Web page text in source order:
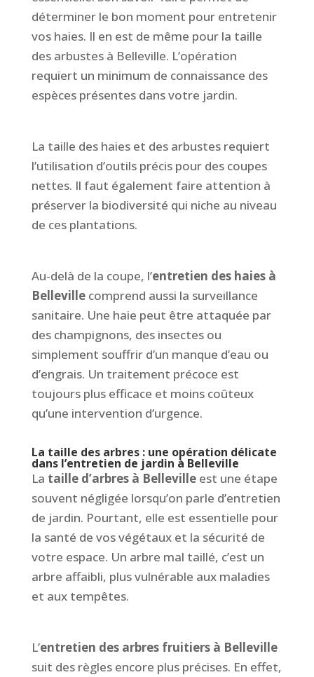
déterminer le bon moment pour entretenir
vos haies. Il en est de même pour la taille
des arbustes à Belleville. L’opération
requiert un minimum de connaissance des
espèces présentes dans votre jardin.
La taille des haies et des arbustes requiert
l’utilisation d’outils précis pour des coupes
nettes. Il faut également faire attention à
préserver la biodiversité qui niche au niveau
de ces plantations.
Au-delà de la coupe, l’entretien des haies à
Bellevillecomprend aussi la surveillance
sanitaire. Une haie peut être attaquée par
des champignons, des insectes ou
simplement souffrir d’un manque d’eau ou
d’engrais. Un traitement précoce est
toujours plus efficace et moins coûteux
qu’une intervention d’urgence.
La taille des arbres : une opération délicate
dans l’entretien de jardin à Belleville
La taille d’arbres à Bellevilleest une étape
souvent négligée lorsqu’on parle d’entretien
de jardin. Pourtant, elle est essentielle pour
la santé de vos végétaux et la sécurité de
votre espace. Un arbre mal taillé, c’est un
arbre affaibli, plus vulnérable aux maladies
et aux tempêtes.
L’entretien des arbres fruitiers à Belleville
suit des règles encore plus précises. En effet,